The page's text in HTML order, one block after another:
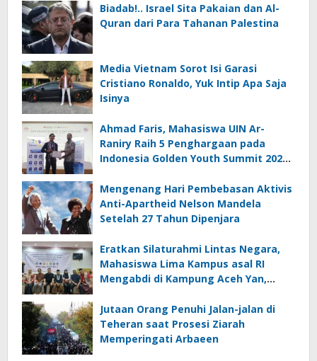
Biadab!.. Israel Sita Pakaian dan Al-
Quran dari Para Tahanan Palestina
Media Vietnam Sorot Isi Garasi
Cristiano Ronaldo, Yuk Intip Apa Saja
Isinya
Ahmad Faris, Mahasiswa UIN Ar-
Raniry Raih 5 Penghargaan pada
Indonesia Golden Youth Summit 2026
Mengenang Hari Pembebasan Aktivis
Anti-Apartheid Nelson Mandela
Setelah 27 Tahun Dipenjara
Eratkan Silaturahmi Lintas Negara,
Mahasiswa Lima Kampus asal RI
Mengabdi di Kampung Aceh Yan,
Jutaan Orang Penuhi Jalan-jalan di
Teheran saat Prosesi Ziarah
Memperingati Arbaeen